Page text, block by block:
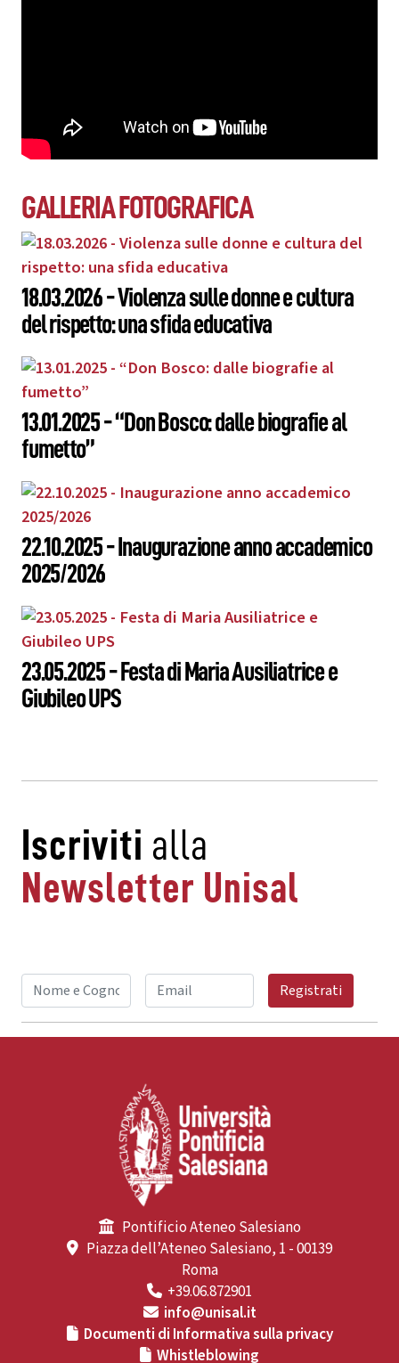
GALLERIA FOTOGRAFICA
18.03.2026 - Violenza sulle donne e cultura
del rispetto: una sfida educativa
13.01.2025 - “Don Bosco: dalle biografie al
fumetto”
22.10.2025 - Inaugurazione anno accademico
2025/2026
23.05.2025 - Festa di Maria Ausiliatrice e
Giubileo UPS
Iscriviti alla
Newsletter Unisal
Registrati
Pontificio Ateneo Salesiano
Piazza dell’Ateneo Salesiano, 1 - 00139
Roma
+39.06.872901
info@unisal.it
Documenti di Informativa sulla privacy
Whistleblowing